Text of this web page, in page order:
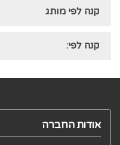
קנה לפי מותג
קנה לפי:
אודות החברה